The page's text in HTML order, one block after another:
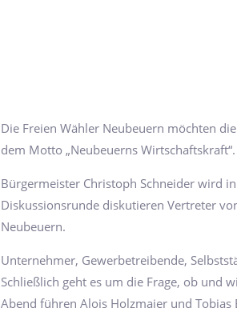
Die Freien Wähler Neubeuern möchten
dem Motto „Neubeuerns Wirtschaftskraft“.
Bürgermeister Christoph Schneider wird
Diskussionsrunde diskutieren Vertreter
Neubeuern.
Unternehmer, Gewerbetreibende,
Schließlich geht es um die Frage, ob und
Abend führen Alois Holzmaier und Tobias